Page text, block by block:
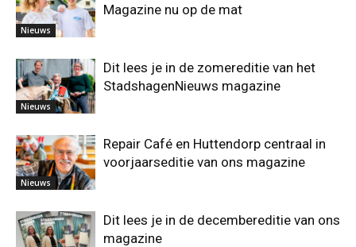
Nieuws
Magazine nu op de mat
Nieuws
Dit lees je in de zomereditie van het
StadshagenNieuws magazine
Nieuws
Repair Café en Huttendorp centraal in
voorjaarseditie van ons magazine
Dit lees je in de decembereditie van ons
magazine